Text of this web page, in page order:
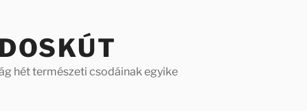
hét természeti csodáinak egyike